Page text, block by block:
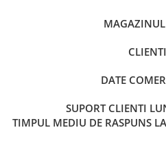
CLIENTI
DATE
SUPORT CLIENTI
TIMPUL MEDIU DE RASPUNS